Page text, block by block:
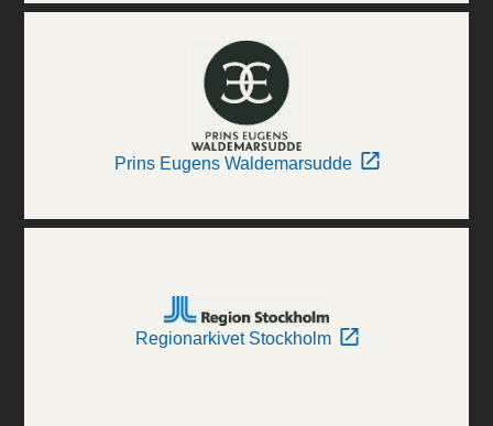
Prins Eugens Waldemarsudde
Regionarkivet Stockholm